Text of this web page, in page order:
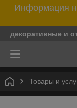
Информация
декоративные и
Товары и